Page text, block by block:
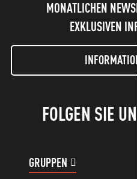
MONATLICHEN
EXKLUSIVEN
FOLGEN SIE
GRUPPEN